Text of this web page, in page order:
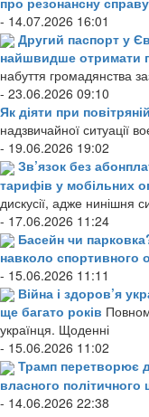
- 14.07.2026 16:01
Другий паспорт у
найшвидше отримати
набуття громадянства
- 23.06.2026 09:10
Як діяти при
надзвичайної ситуації
- 19.06.2026 19:02
Зв’язок без
тарифів у мобільних
дискусії, адже нинішня
- 17.06.2026 11:24
Басейн чи
навколо спортивного
- 15.06.2026 11:11
Війна і здоров’я
ще багато років
українця. Щоденні
- 15.06.2026 11:02
Трамп перетворює
власного політичного
- 14.06.2026 22:38